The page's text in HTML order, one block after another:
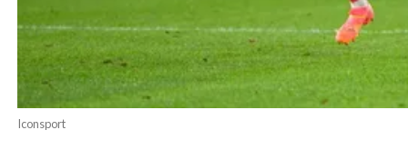
Iconsport